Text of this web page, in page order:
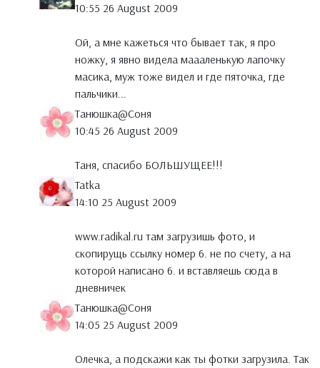
10:55 26 August 2009
Ой, а мне кажеться что бывает так, я про
ножку, я явно видела маааленькую лапочку
масика, муж тоже видел и где пяточка, где
пальчики...
Танюшка@Cоня
10:45 26 August 2009
Таня, спасибо БОЛЬШУЩЕЕ!!!
Tatka
14:10 25 August 2009
www.radikal.ru там загрузишь фото, и
скопирущь ссылку номер 6. не по счету, а на
которой написано 6. и вставляешь сюда в
дневничек
Танюшка@Cоня
14:05 25 August 2009
Олечка, а подскажи как ты фотки загрузила. Так